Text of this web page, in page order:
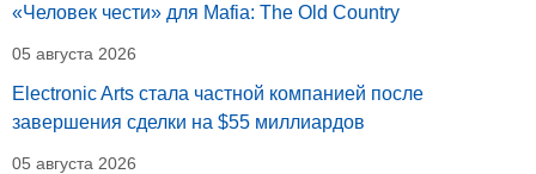
«Человек чести» для Mafia: The Old Country
05 августа 2026
Electronic Arts стала частной компанией после
завершения сделки на $55 миллиардов
05 августа 2026